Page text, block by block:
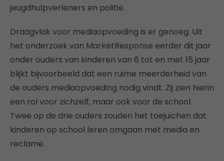
jeugdhulpverleners en politie.
Draagvlak voor mediaopvoeding is er genoeg. Uit
het onderzoek van MarketResponse eerder dit jaar
onder ouders van kinderen van 6 tot en met 15 jaar
blijkt bijvoorbeeld dat een ruime meerderheid van
de ouders mediaopvoeding nodig vindt. Zij zien hierin
een rol voor zichzelf, maar ook voor de school.
Twee op de drie ouders zouden het toejuichen dat
kinderen op school leren omgaan met media en
reclame.